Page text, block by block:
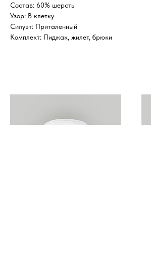
Состав: 60% шерсть
Узор: В клетку
Силуэт: Приталенный
Комплект: Пиджак, жилет, брюки